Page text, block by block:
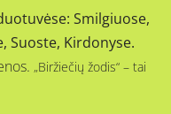
Smilgiuose,
Suoste, Kirdonyse.
„Biržiečių žodis“ – tai